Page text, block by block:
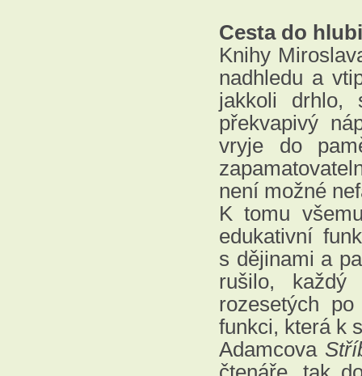
Cesta do
Knihy
nadhledu a
jakkoli drhlo,
překvapivý
vryje do
není možné
K tomu
edukativní
s dějinami a
rušilo, každý
rozesetých
funkci, která k
Adamcova